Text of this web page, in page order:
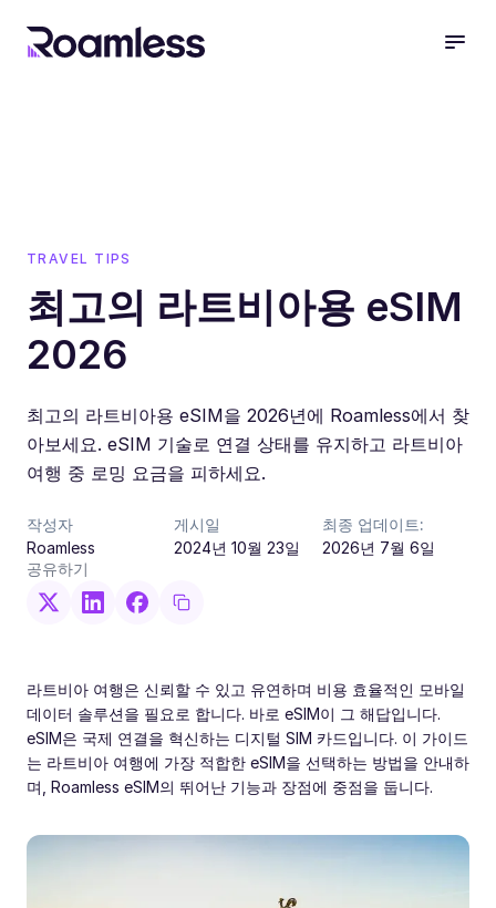
TRAVEL TIPS
최고의 라트비아용 eSIM
2026
최고의 라트비아용 eSIM을 2026년에 Roamless에서 찾
아보세요. eSIM 기술로 연결 상태를 유지하고 라트비아
여행 중 로밍 요금을 피하세요.
작성자
Roamless
게시일
2024년 10월 23일
최종 업데이트:
2026년 7월 6일
공유하기
라트비아 여행은 신뢰할 수 있고 유연하며 비용 효율적인 모바일
데이터 솔루션을 필요로 합니다. 바로 eSIM이 그 해답입니다.
eSIM은 국제 연결을 혁신하는 디지털 SIM 카드입니다. 이 가이드
는 라트비아 여행에 가장 적합한 eSIM을 선택하는 방법을 안내하
며, Roamless eSIM의 뛰어난 기능과 장점에 중점을 둡니다.